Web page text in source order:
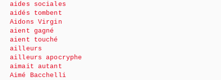
aides sociales
aidés tombent
Aidons Virgin
aient gagné
aient touché
ailleurs
ailleurs apocryphe
aimait autant
Aimé Bacchelli